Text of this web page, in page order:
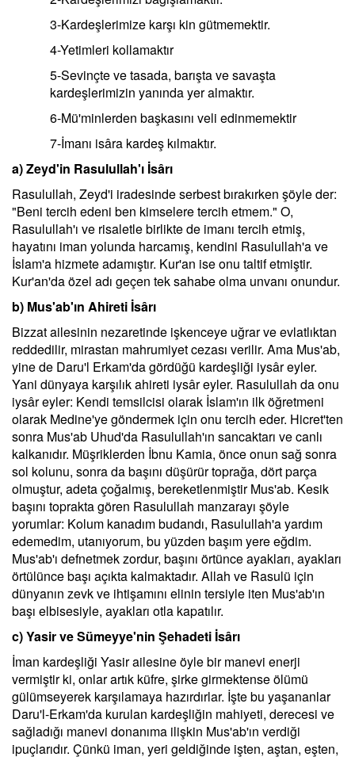
3-Kardeşlerimize karşı kin gütmemektir.
4-Yetimleri kollamaktır
5-Sevinçte ve tasada, barışta ve savaşta
kardeşlerimizin yanında yer almaktır.
6-Mü'minlerden başkasını veli edinmemektir
7-İmanı isâra kardeş kılmaktır.
a) Zeyd'in Rasulullah'ı İsârı
Rasulullah, Zeyd'i iradesinde serbest bırakırken şöyle der:
"Beni tercih edeni ben kimselere tercih etmem." O,
Rasulullah'ı ve risaletle birlikte de imanı tercih etmiş,
hayatını iman yolunda harcamış, kendini Rasulullah'a ve
İslam'a hizmete adamıştır. Kur'an ise onu taltif etmiştir.
Kur'an'da özel adı geçen tek sahabe olma unvanı onundur.
b) Mus'ab'ın Ahireti İsârı
Bizzat ailesinin nezaretinde işkenceye uğrar ve evlatlıktan
reddedilir, mirastan mahrumiyet cezası verilir. Ama Mus'ab,
yine de Daru'l Erkam'da gördüğü kardeşliği iysâr eyler.
Yani dünyaya karşılık ahireti iysâr eyler. Rasulullah da onu
iysâr eyler: Kendi temsilcisi olarak İslam'ın ilk öğretmeni
olarak Medine'ye göndermek için onu tercih eder. Hicret'ten
sonra Mus'ab Uhud'da Rasulullah'ın sancaktarı ve canlı
kalkanıdır. Müşriklerden İbnu Kamia, önce onun sağ sonra
sol kolunu, sonra da başını düşürür toprağa, dört parça
olmuştur, adeta çoğalmış, bereketlenmiştir Mus'ab. Kesik
başını toprakta gören Rasulullah manzarayı şöyle
yorumlar: Kolum kanadım budandı, Rasulullah'a yardım
edemedim, utanıyorum, bu yüzden başım yere eğdim.
Mus'ab'ı defnetmek zordur, başını örtünce ayakları, ayakları
örtülünce başı açıkta kalmaktadır. Allah ve Rasulü için
dünyanın zevk ve ihtişamını elinin tersiyle iten Mus'ab'ın
başı elbisesiyle, ayakları otla kapatılır.
c) Yasir ve Sümeyye'nin Şehadeti İsârı
İman kardeşliği Yasir ailesine öyle bir manevi enerji
vermiştir ki, onlar artık küfre, şirke girmektense ölümü
gülümseyerek karşılamaya hazırdırlar. İşte bu yaşananlar
Daru'l-Erkam'da kurulan kardeşliğin mahiyeti, derecesi ve
sağladığı manevi donanıma ilişkin Mus'ab'ın verdiği
ipuçlarıdır. Çünkü iman, yeri geldiğinde işten, aştan, eşten,